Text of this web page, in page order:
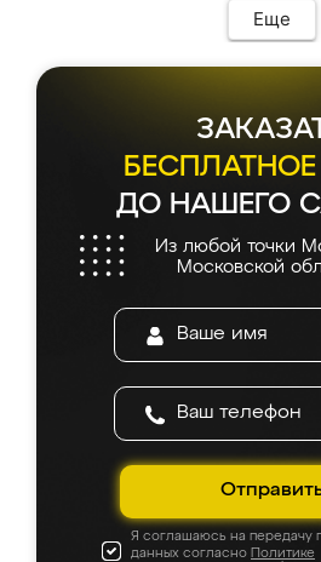
Еще
ДО НАШЕГО
Из любой точки
Московской
Я соглашаюсь на передачу
данных согласно Политике